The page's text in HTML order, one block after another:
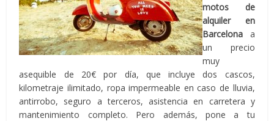
motos de
alquiler en
Barcelona a
un precio
muy
asequible de 20€ por día, que incluye dos cascos,
kilometraje ilimitado, ropa impermeable en caso de lluvia,
antirrobo, seguro a terceros, asistencia en carretera y
mantenimiento completo. Pero además, pone a tu